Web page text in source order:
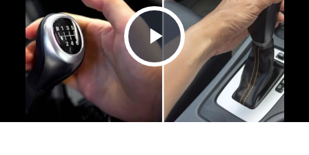
Play Video